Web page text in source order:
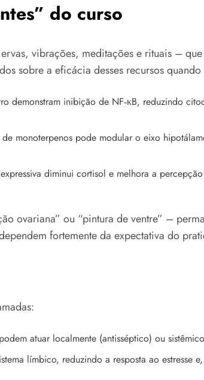
do curso
vibrações, meditações e rituais –
sobre a eficácia desses recursos
demonstram inibição de NF‑κB, reduzindo
monoterpenos pode modular o eixo
diminui cortisol e melhora a
ovariana” ou “pintura de ventre” –
fortemente da expectativa do
atuar localmente (antisséptico) ou
límbico, reduzindo a resposta ao